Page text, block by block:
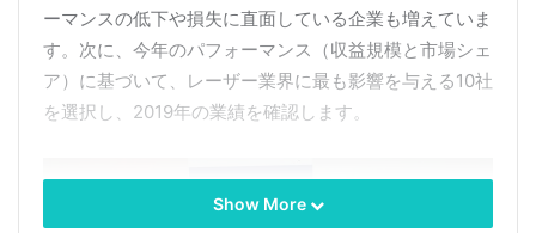
ーマンスの低下や損失に直面している企業も増えていま
す。次に、今年のパフォーマンス（収益規模と市場シェ
ア）に基づいて、レーザー業界に最も影響を与える10社
を選択し、2019年の業績を確認します。
Show More